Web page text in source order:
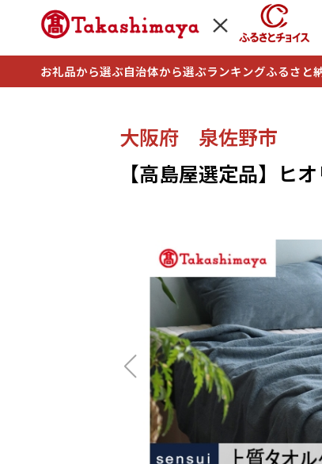
お礼品から選ぶ自治体から選ぶランキングふるさと
大阪府 泉佐野市
【高島屋選定品】ヒ